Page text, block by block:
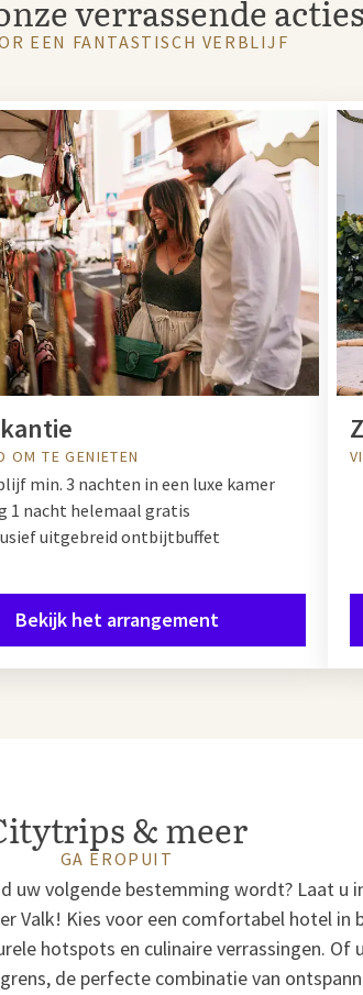
verrassende acties
EEN FANTASTISCH VERBLIJF
OM TE GENIETEN
min. 3 nachten in een luxe kamer
1 nacht helemaal gratis
uitgebreid ontbijtbuffet
Bekijk het arrangement
& meer
GA EROPUIT
uw volgende bestemming wordt? Laat u
Valk! Kies voor een comfortabel hotel in
hotspots en culinaire verrassingen. Of
de perfecte combinatie van